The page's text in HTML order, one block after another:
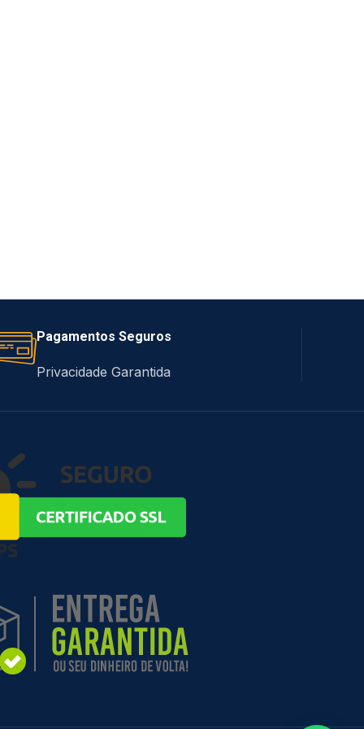
Pagamentos Seguros
Privacidade Garantida